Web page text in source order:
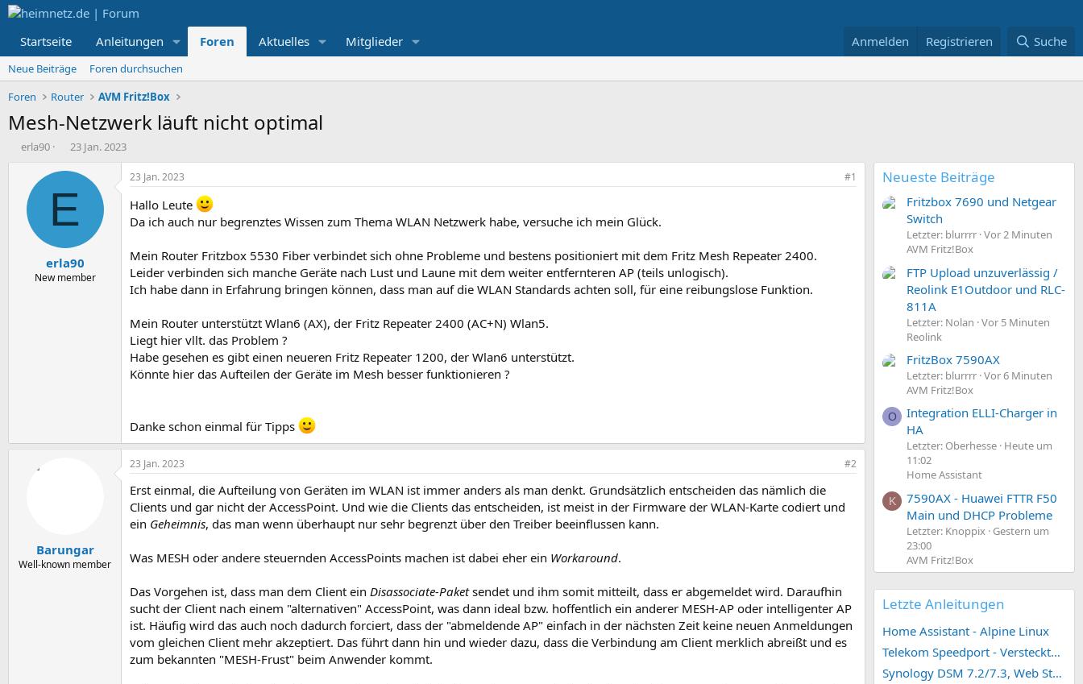
Startseite Anleitungen Foren Aktuelles Mitglieder Anmelden Registrieren Suche
Neue Beiträge
Foren durchsuchen
Foren
Router AVM Fritz!Box
Mesh-Netzwerk läuft nicht optimal
E
erla90
E
s
e
l
t
a
m
23 Jan. 2023
E
erla90
New member
23 Jan. 2023 #1
Hallo Leute
Da ich auch nur begrenztes Wissen zum Thema WLAN Netzwerk habe, versuche ich mein Glück.
Mein Router Fritzbox 5530 Fiber verbindet sich ohne Probleme und bestens positioniert mit dem Fritz Mesh Repeater 2400.
Leider verbinden sich manche Geräte nach Lust und Laune mit dem weiter entfernteren AP (teils unlogisch).
Ich habe dann in Erfahrung bringen können, dass man auf die WLAN Standards achten soll, für eine reibungslose Funktion.
Mein Router unterstützt Wlan6 (AX), der Fritz Repeater 2400 (AC+N) Wlan5.
Liegt hier vllt. das Problem ?
Habe gesehen es gibt einen neueren Fritz Repeater 1200, der Wlan6 unterstützt.
Könnte hier das Aufteilen der Geräte im Mesh besser funktionieren ?
Danke schon einmal für Tipps
Barungar
Well-known member
23 Jan. 2023 #2
Erst einmal, die Aufteilung von Geräten im WLAN ist immer anders als man denkt. Grundsätzlich entscheiden das nämlich die
Clients und gar nicht der AccessPoint. Und wie die Clients das entscheiden, ist meist in der Firmware der WLAN-Karte codiert und
ein Geheimnis, das man wenn überhaupt nur sehr begrenzt über den Treiber beeinflussen kann.
Was MESH oder andere steuernden AccessPoints machen ist dabei eher ein Workaround.
Das Vorgehen ist, dass man dem Client ein Disassociate-Paketsendet und ihm somit mitteilt, dass er abgemeldet wird. Daraufhin
sucht der Client nach einem "alternativen" AccessPoint, was dann ideal bzw. hoffentlich ein anderer MESH-AP oder intelligenter AP
ist. Häufig wird das auch noch dadurch forciert, dass der "abmeldende AP" einfach in der nächsten Zeit keine neuen Anmeldungen
vom gleichen Client mehr akzeptiert. Das führt dann hin und wieder dazu, dass die Verbindung am Client merklich abreißt und es
zum bekannten "MESH-Frust" beim Anwender kommt.
Neueste Beiträge
Fritzbox 7690 und Netgear
Switch
Letzter: blurrrr Vor 2 Minuten
AVM Fritz!Box
FTP Upload unzuverlässig /
Reolink E1Outdoor und RLC-
811A
Letzter: Nolan Vor 5 Minuten
Reolink
FritzBox 7590AX
Letzter: blurrrr Vor 6 Minuten
AVM Fritz!Box
O
Integration ELLI-Charger in
HA
Letzter: Oberhesse Heute um
11:02
Home Assistant
K
7590AX - Huawei FTTR F50
Main und DHCP Probleme
Letzter: Knoppix
Gestern um
23:00
AVM Fritz!Box
Letzte Anleitungen
Home Assistant - Alpine Linux
Telekom Speedport - Versteckte Konfigurationen
Synology DSM 7.2/7.3, Web Station 4, Webdienst und Webportal erstellen (ehemals vHost)